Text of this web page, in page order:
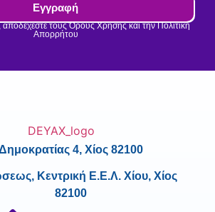
Εγγραφή
τους Όρους Χρήσης και την Πολιτική
Απορρήτου
4, Χίος 82100
Κεντρική Ε.Ε.Λ. Χίου, Χίος
82100